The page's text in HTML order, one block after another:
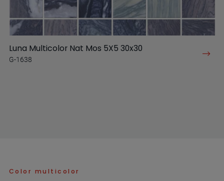
Luna Multicolor Nat Mos 5X5 30x30
G-1638
Color multicolor